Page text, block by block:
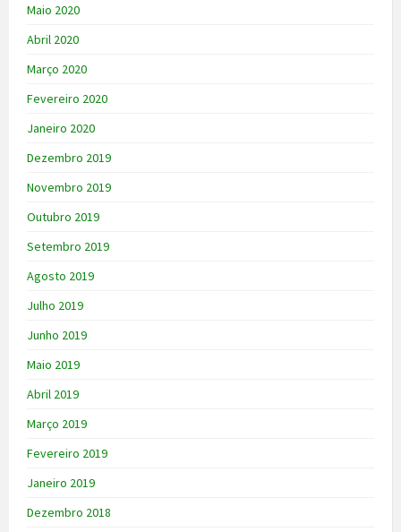
Maio 2020
Abril 2020
Março 2020
Fevereiro 2020
Janeiro 2020
Dezembro 2019
Novembro 2019
Outubro 2019
Setembro 2019
Agosto 2019
Julho 2019
Junho 2019
Maio 2019
Abril 2019
Março 2019
Fevereiro 2019
Janeiro 2019
Dezembro 2018